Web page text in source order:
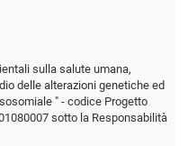
sulla salute umana,
delle alterazioni genetiche ed
" - codice Progetto
sotto la Responsabilità